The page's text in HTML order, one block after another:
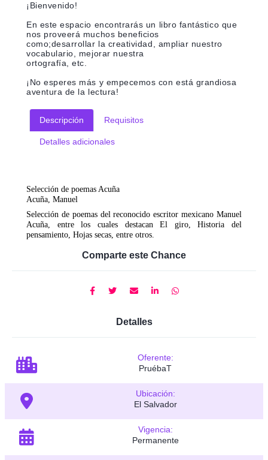
¡Bienvenido!
En este espacio encontrarás un libro fantástico que
nos proveerá muchos beneficios
como;desarrollar la creatividad, ampliar nuestro
vocabulario, mejorar nuestra
ortografía, etc.
¡No esperes más y empecemos con está grandiosa
aventura de la lectura!
Descripción Requisitos
Detalles adicionales
Selección de poemas Acuña
Acuña, Manuel
Selección de poemas del reconocido escritor mexicano Manuel
Acuña, entre los cuales destacan El giro, Historia del
pensamiento, Hojas secas, entre otros.
Comparte este Chance
Detalles
Oferente:
PruébaT
Ubicación:
El Salvador
Vigencia:
Permanente